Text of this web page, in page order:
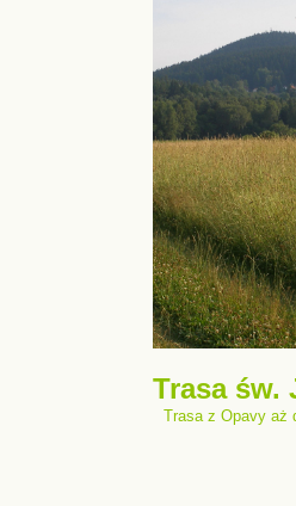
Trasa św.
Trasa z Opavy aż